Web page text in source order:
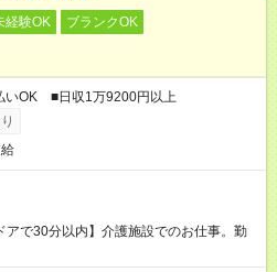
経験OK
ブランクOK
OK ■日収1万9200円以上
アで30分以内】介護施設でのお仕事。勤